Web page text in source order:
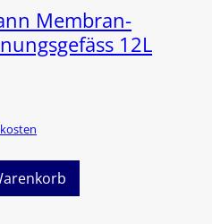
Membran-
12L